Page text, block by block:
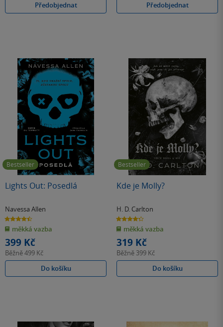
Předobjednat
Předobjednat
Bestseller
Lights Out: Posedlá
Navessa Allen
4.5
z
5
hvězdiček
měkká vazba
399 Kč
Běžně499 Kč
Do košíku
Bestseller
Kde je Molly?
H. D. Carlton
4.3
z
5
hvězdiček
měkká vazba
319 Kč
Běžně 399 Kč
Do košíku